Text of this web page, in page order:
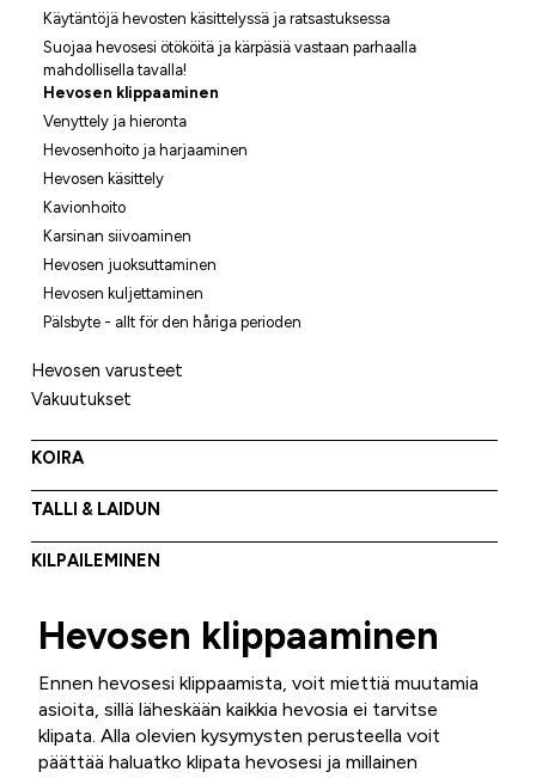
Käytäntöjä hevosten käsittelyssä ja ratsastuksessa
Suojaa hevosesi ötököitä ja kärpäsiä vastaan parhaalla
mahdollisella tavalla!
Hevosen klippaaminen
Venyttely ja hieronta
Hevosenhoito ja harjaaminen
Hevosen käsittely
Kavionhoito
Karsinan siivoaminen
Hevosen juoksuttaminen
Hevosen kuljettaminen
Pälsbyte - allt för den håriga perioden
Hevosen varusteet
Vakuutukset
KOIRA
TALLI & LAIDUN
KILPAILEMINEN
Hevosen klippaaminen
Ennen hevosesi klippaamista, voit miettiä muutamia
asioita, sillä läheskään kaikkia hevosia ei tarvitse
klipata. Alla olevien kysymysten perusteella voit
päättää haluatko klipata hevosesi ja millainen